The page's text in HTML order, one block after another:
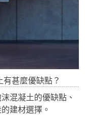
甚麼優缺點？
混凝土的優缺點、
建材選擇。